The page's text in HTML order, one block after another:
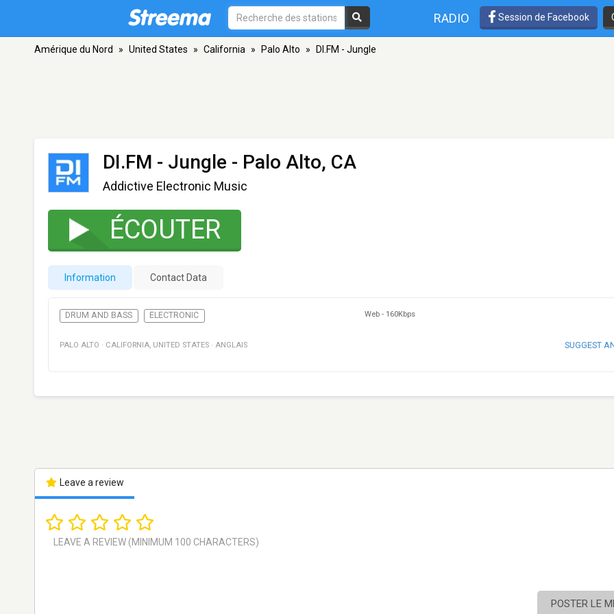
RADIO Session de Facebook
Amérique du Nord » United States » California » Palo Alto » DI.FM - Jungle
DI.FM - Jungle - Palo Alto, CA
Addictive Electronic Music
ÉCOUTER
Information Contact Data
DRUM AND BASS ELECTRONIC Web - 160Kbps
PALO ALTO · CALIFORNIA, UNITED STATES · ANGLAIS SUGGEST
Leave a review
POSTER LE